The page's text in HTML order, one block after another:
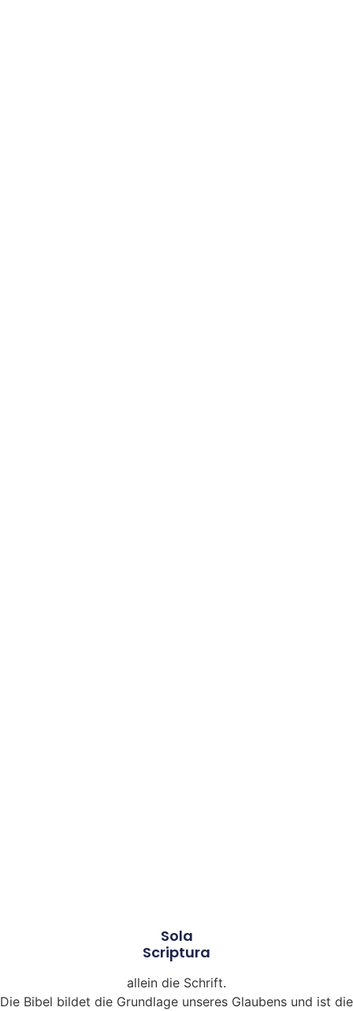
Sola
Scriptura
allein die Schrift.
Die Bibel bildet die Grundlage unseres Glaubens und ist die